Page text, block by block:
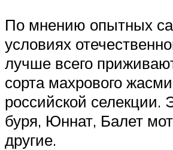
По мнению опытных
условиях
лучше всего
сорта махрового
российской селекции.
буря, Юннат, Балет
другие.